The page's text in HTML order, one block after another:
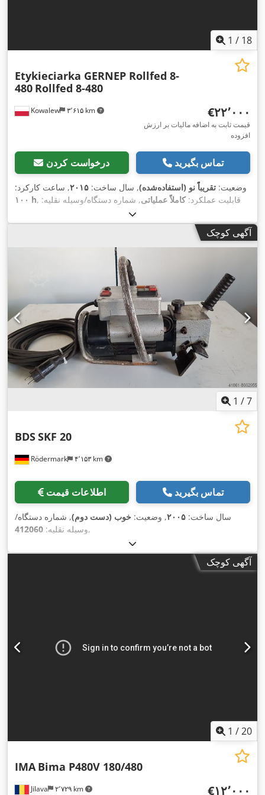
1 / 18
Kowalew ۳٬۶۱۵ km
Etykieciarka GERNEP Rollfed 8-
480 Rollfed 8-480
‎€۲۲٬۰۰۰
قیمت ثابت به اضافه مالیات بر ارزش
افزوده
درخواست کردن تماس بگیرید
وضعیت: تقریباً نو (استفاده‌شده), سال ساخت: ۲۰۱۵, ساعت کارکرد:
۱۰۰ h
, قابلیت عملکرد:کاملاً عملیاتی, شماره دستگاه/وسیله نقلیه:
آگهی کوچک
1 /7
Rödermark ۴٬۱۵۳ km
BDSSKF 20
اطلاعات قیمت تماس بگیرید
سال ساخت: ۲۰۰۵, وضعیت: خوب (دست دوم), شماره دستگاه/
وسیله نقلیه: 412060 ,
آگهی کوچک
1 /20
Jilava ۲٬۷۲۹ km
IMA Bima P480V 180/480
‎€۱۲٬۰۰۰